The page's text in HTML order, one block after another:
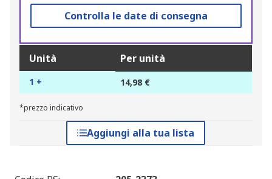
Controlla le date di consegna
Unità Per unità
1 + 14,98 €
*prezzo indicativo
Aggiungi alla tua lista